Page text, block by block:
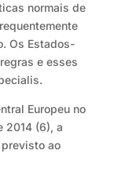
normais de
Os Estados-
e esses
Europeu no
2014 (6), a
ao